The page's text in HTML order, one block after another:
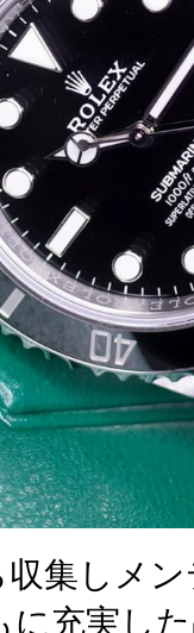
集しメ
に充実し